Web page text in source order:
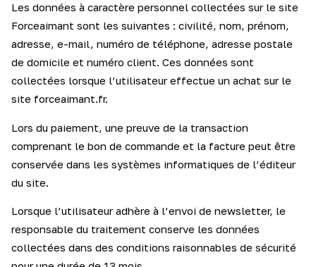
Les données à caractère personnel collectées sur le site
Forceaimant sont les suivantes : civilité, nom, prénom,
adresse, e-mail, numéro de téléphone, adresse postale
de domicile et numéro client. Ces données sont
collectées lorsque l’utilisateur effectue un achat sur le
site forceaimant.fr.
Lors du paiement, une preuve de la transaction
comprenant le bon de commande et la facture peut être
conservée dans les systèmes informatiques de l’éditeur
du site.
Lorsque l’utilisateur adhère à l’envoi de newsletter, le
responsable du traitement conserve les données
collectées dans des conditions raisonnables de sécurité